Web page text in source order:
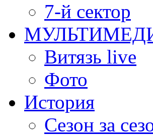
7-й сектор
Витязь live
Фото
История
Сезон за